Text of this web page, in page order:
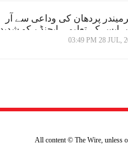
پردھان کی وداعی سے آر
ایس کے تعلیمی ایجنڈے کو شدید
03:49 PM 28 JUL,
All content © The Wire, unless